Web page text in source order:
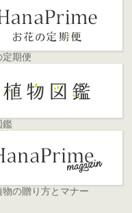
定期便
鑑
物の贈り方とマナー